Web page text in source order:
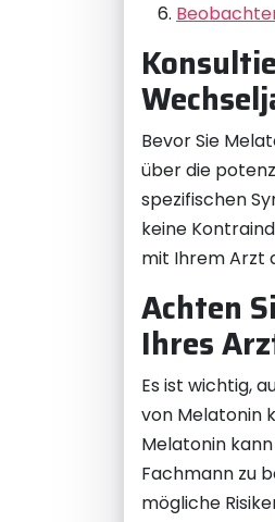
Bevor Sie
über die
spezifischen
keine
mit Ihrem Arzt
Achten
Ihres
Es ist wichtig,
von Melatonin
Melatonin
Fachmann zu
mögliche